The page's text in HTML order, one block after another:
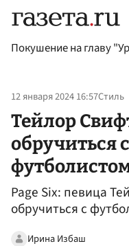
Покушение на главу
12 января 2024 16:57Стиль
Тейлор
обручиться
Page Six: певица
обручиться с
Ирина Избаш